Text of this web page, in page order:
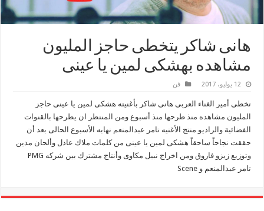
هانى شاكر يتخطى حاجز المليون
مشاهده بهشكى لمين يا عينى
12 يوليو، 2017 فن
تخطى أمير الغناء العربى هانى شاكر بأغنيته هشكى لمين يا عينى حاجز
المليون مشاهده منذ طرحها منذ أسبوع ومن المنتظر ان يطرحها بالقنوات
الفضائية والراديو منتج الأغنيه تامر عبدالمنعم نهابه الأسبوع الحالى بعد أن
حققت نجاحاً ساحقاً هشكى لمين يا عينى من كلمات ملاك عادل وألحان مدين
وتوزيع زيزو فاروق ومن اخراج نبيل مكاوى وأنتاج مشترك بين شركه PMG
تامر عبدالمنعم و Scene